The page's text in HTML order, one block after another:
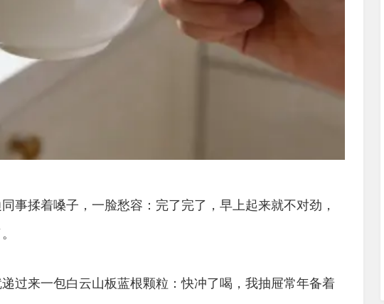
事揉着嗓子，一脸愁容：完了完了，早上起来就不对劲，
过来一包白云山板蓝根颗粒：快冲了喝，我抽屉常年备着